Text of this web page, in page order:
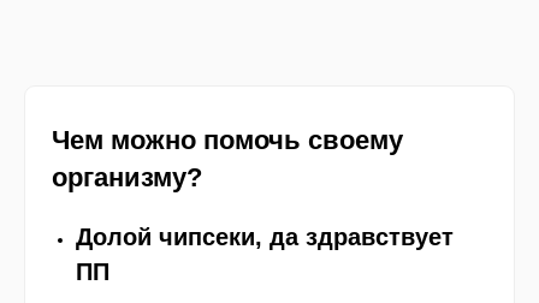
Чем можно помочь своему
организму?
Долой чипсеки, да здравствует
ПП